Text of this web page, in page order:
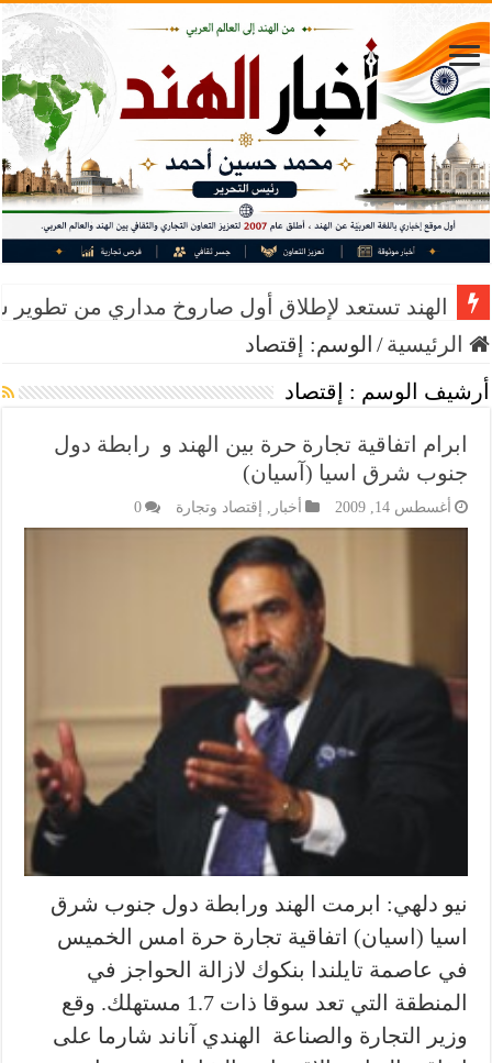
الهند تستعد لإطلاق أول صاروخ مداري من
الرئيسية/ الوسم:
إقتصاد
أرشيف الوسم :
إقتصاد
ابرام اتفاقية تجارة حرة بين الهند و رابطة دول
جنوب شرق اسيا (آسيان)
أغسطس 14, 2009 أخبار , إقتصاد وتجارة 0
نيو دلهي: ابرمت الهند ورابطة دول جنوب شرق
اسيا (اسيان) اتفاقية تجارة حرة امس الخميس
في عاصمة تايلندا بنكوك لازالة الحواجز في
المنطقة التي تعد سوقا ذات 1.7 مستهلك. وقع
وزير التجارة والصناعة الهندي آناند شارما على